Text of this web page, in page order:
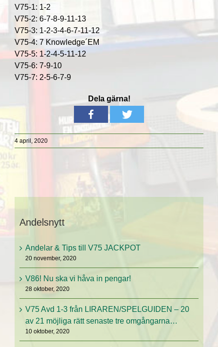
V75-1: 1-2
V75-2: 6-7-8-9-11-13
V75-3: 1-2-3-4-6-7-11-12
V75-4: 7 Knowledge´EM
V75-5: 1-2-4-5-11-12
V75-6: 7-9-10
V75-7: 2-5-6-7-9
Dela gärna!
4 april, 2020
Andelsnytt
Andelar & Tips till V75 JACKPOT
20 november, 2020
V86! Nu ska vi håva in pengar!
28 oktober, 2020
V75 Avd 1-3 från LIRAREN/SPELGUIDEN – 20
av 21 möjliga rätt senaste tre omgångarna…
10 oktober, 2020